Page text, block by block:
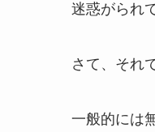
迷惑がられ
さて、それ
一般的には